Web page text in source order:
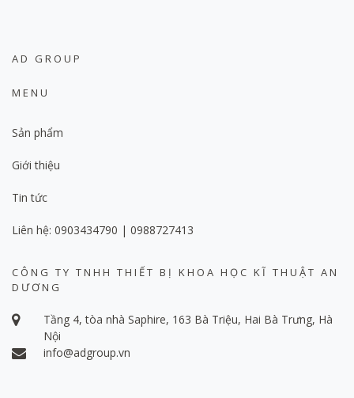
AD GROUP
MENU
Sản phẩm
Giới thiệu
Tin tức
Liên hệ: 0903434790 | 0988727413
CÔNG TY TNHH THIẾT BỊ KHOA HỌC KĨ THUẬT AN
DƯƠNG
Tầng 4, tòa nhà Saphire, 163 Bà Triệu, Hai Bà Trưng, Hà
Nội
info@adgroup.vn